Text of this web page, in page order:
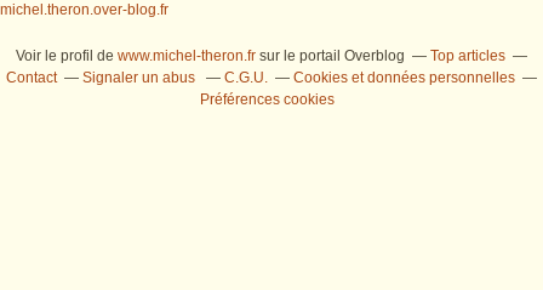
michel.theron.over-blog.fr
Voir le profil de www.michel-theron.fr sur le portail Overblog
Top articles
Contact
Signaler un abus C.G.U.
Cookies et données personnelles
Préférences cookies